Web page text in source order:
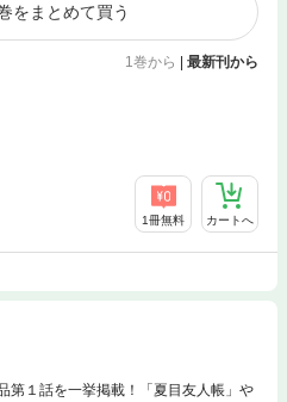
をまとめて買う
1巻から | 最新刊から
1冊無料 カートへ
第１話を一挙掲載！「夏目友人帳」や